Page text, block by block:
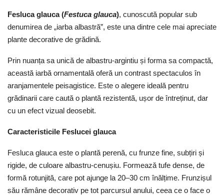
Fesluca glauca (Festuca glauca), cunoscută popular sub
denumirea de „iarba albastră”, este una dintre cele mai apreciate
plante decorative de grădină.
Prin nuanța sa unică de albastru-argintiu și forma sa compactă,
această iarbă ornamentală oferă un contrast spectaculos în
aranjamentele peisagistice. Este o alegere ideală pentru
grădinarii care caută o plantă rezistentă, ușor de întreținut, dar
cu un efect vizual deosebit.
Caracteristicile Feslucei glauca
Fesluca glauca este o plantă perenă, cu frunze fine, subțiri și
rigide, de culoare albastru-cenușiu. Formează tufe dense, de
formă rotunjită, care pot ajunge la 20–30 cm înălțime. Frunzișul
său rămâne decorativ pe tot parcursul anului, ceea ce o face o